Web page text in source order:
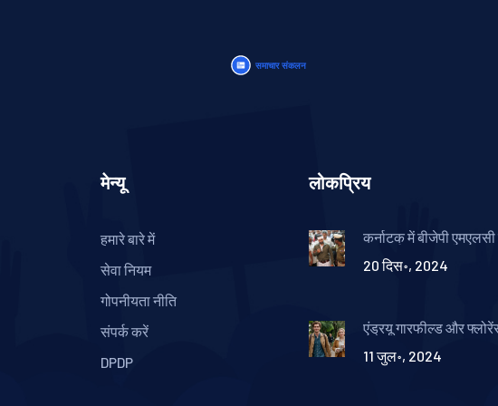
मेन्यू
हमारे बारे में
सेवा नियम
गोपनीयता नीति
संपर्क करें
DPDP
लोकप्रिय
कर्नाटक में बीजेपी एमएलसी
अपमानजनक भाषा के आरोप
20 दिस॰, 2024
एंड्रयू गारफील्ड और
का ट्रेलर ए24 ने किया जारी
11 जुल॰, 2024